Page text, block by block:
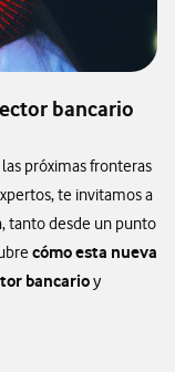
bancario
próximas fronteras
te invitamos a
tanto desde un punto
cómo esta nueva
bancarioy